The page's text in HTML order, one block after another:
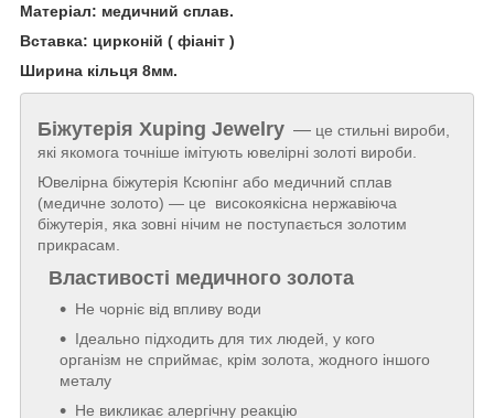
Матеріал: медичний сплав.
Вставка: цирконій ( фіаніт )
Ширина кільця 8мм.
Біжутерія Xuping Jewelry — це стильні вироби,
які якомога точніше імітують ювелірні золоті вироби.
Ювелірна біжутерія Ксюпінг або медичний сплав
(медичне золото) — це високоякісна нержавіюча
біжутерія, яка зовні нічим не поступається золотим
прикрасам.
Властивості медичного золота
Не чорніє від впливу води
Ідеально підходить для тих людей, у кого
організм не сприймає, крім золота, жодного іншого
металу
Не викликає алергічну реакцію